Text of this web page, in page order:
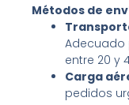
Métodos de
Adecuado
entre 20 y
Carga
pedidos